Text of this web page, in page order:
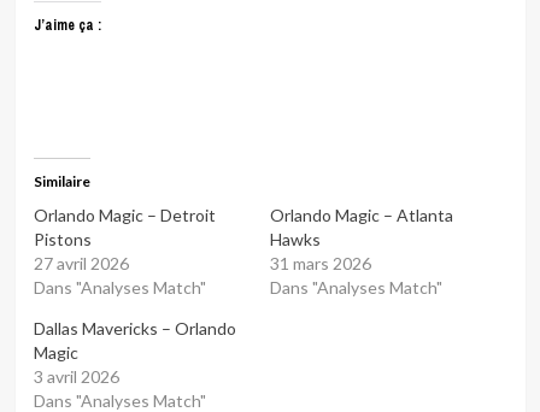
J’aime ça :
Similaire
Orlando Magic – Detroit
Pistons
27 avril 2026
Dans "Analyses Match"
Orlando Magic – Atlanta
Hawks
31 mars 2026
Dans "Analyses Match"
Dallas Mavericks – Orlando
Magic
3 avril 2026
Dans "Analyses Match"